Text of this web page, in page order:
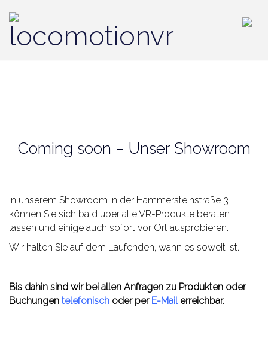
Coming soon – Unser Showroom
In unserem Showroom in der Hammersteinstraße 3
können Sie sich bald über alle VR-Produkte beraten
lassen und einige auch sofort vor Ort ausprobieren.
Wir halten Sie auf dem Laufenden, wann es soweit ist.
Bis dahin sind wir bei allen Anfragen zu Produkten oder
Buchungen telefonisch oder per E-Mailerreichbar.